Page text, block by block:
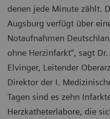
denen jede Minute zählt.
Augsburg verfügt über
Notaufnahmen
ohne Herzinfarkt“, sagt
Elvinger, Leitender
Direktor der I.
Tagen sind es zehn
Herzkatheterlabore, die